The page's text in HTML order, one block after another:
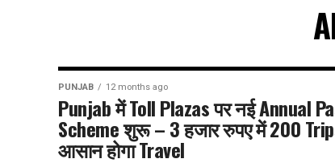
PUNJAB 12 months ago
Punjab में Toll Plazas पर नई Annual
Scheme शुरू – 3 हजार रुपए में 200
आसान होगा Travel